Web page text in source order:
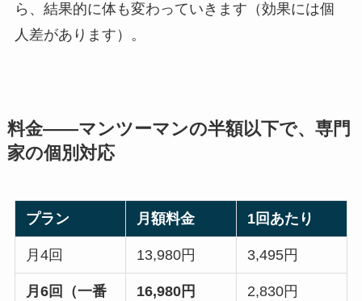
ら、結果的に体も変わっていきます（効果には個
人差があります）。
料金——マンツーマンの半額以下で、専門
家の個別対応
プラン 月額料金 1回あたり
月4回 13,980円 3,495円
月6回（一番
16,980円 2,830円